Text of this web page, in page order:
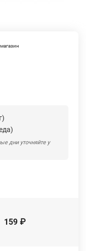
дни уточняйте у
159 ₽